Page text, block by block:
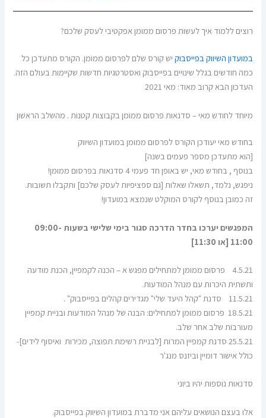
רוצים ללמוד איך לעשות פרסום ממומן אפקטיבי לעסק שלכם?
במועדון השיווק בפייסבוק יש קורס שלם לפרסום ממומן. הקורס מתעדכן כל
כמה חודשים בגלל שינויים בפייסבוק ואסטרטגיות חדשות שקיימות בעולם הזה.
העדכון הבא קרוב מאוד: מאי 2021
מיוחד לחודש מאי – סדנאות פרסום ממומן בקבוצות קטנות . מהשלב הראשון
בחודש מאי יעודכן הקורס לפרסום ממומן במועדון השיווק
[הוא מתעדכן מספר פעמים בשנה]
בנוסף , בחודש מאי, יש באופן חד פעמי 4 סדנאות בפרסום ממומן!
ניפגש, נלמד, תשאלו שאלות [גם ספציפיות לעסק שלכם] ותקבלו תשובות.
זה כמובן בנוסף לקורס המוקלט שנמצא במועדון!
המפגשים יערכו בחדר הדרכה סגור בימי שלישי בשעות 09:00-
11:00 [או 11:30]
4.5.21 פרסום ממומן למתחילים מפגש א – הכנה לקמפיין, הכנת מודעה
ותשתית היכרות עם מנהל המודעות.
11.5.21 סדנת "קהל היעד שלי" מגדירים קהלים בפייסבוק" .
18.5.21 פרסום ממומן למתחילים: הבנה של מנהל המודעות ובניית קמפיין
מעורבות שלב אחר שלב.
25.5.21 סדנת קמפיין המרות [לבניית רשימת תפוצה, מכירות ואיסוף לידים]-
כולל אישור דומיין וביזנס מנג'ר
סדנאות נוספות יהיו ביוני
אלו בעצם הנושאים עליהם אני מדברת במועדון השיווק בפייסבוק.